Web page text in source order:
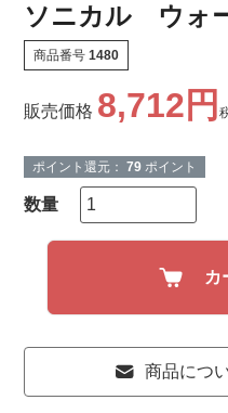
ソニカル ウォ
商品番号 1480
販売価格 8,712
ポイント還元： 79 ポイント
カ
商品につ